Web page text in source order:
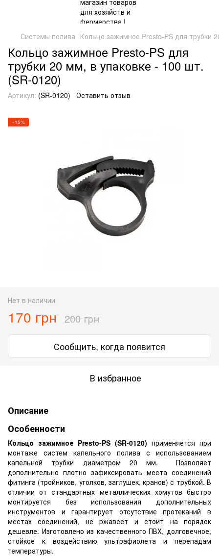
Системы полива Кольцо зажимное Presto-PS для трубки
Кольцо зажимное Presto-PS для
трубки 20 мм, в упаковке - 100 шт.
(SR-0120)
Артикул: (SR-0120) Оставить отзыв
−15%
Нет в наличии
170 грн 200 грн
Сообщить, когда появится
В избранное
Описание
Особенности
Кольцо зажимное Presto-PS (SR-0120) применяется при
монтаже систем капельного полива с использованием
капельной трубки диаметром 20 мм. Позволяет
дополнительно плотно зафиксировать места соединений
фитинга (тройников, уголков, заглушек, кранов) с трубкой. В
отличии от стандартных металлических хомутов быстро
монтируется без использования дополнительных
инструментов и гарантирует отсутствие протеканий в
местах соединений, не ржавеет и стоит на порядок
дешевле. Изготовлено из качественного ПВХ, долговечное,
стойкое к воздействию ультрафиолета и перепадам
температуры.